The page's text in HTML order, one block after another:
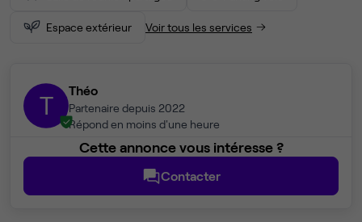
Espace extérieur Voir tous les services
T Théo
Partenaire depuis 2022
Répond en moins d'une heure
Cette annonce vous intéresse ?
Contacter